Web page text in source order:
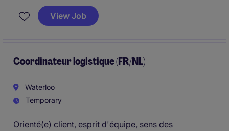
planning, transport en het magazijn.
View Job
Coordinateur logistique (FR/NL)
Waterloo
Temporary
Orienté(e) client, esprit d'équipe, sens des